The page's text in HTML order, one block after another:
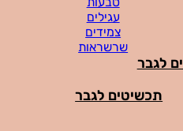
עגילים
צמידים
שרשראות
לגבר
תכשיטים לגבר